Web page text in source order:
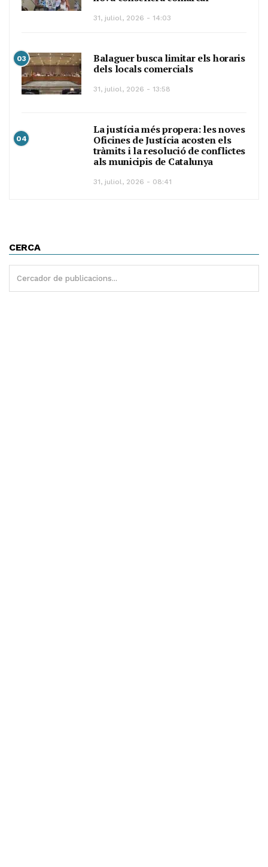
31, juliol, 2026 - 14:03
03
Balaguer busca limitar els horaris
dels locals comercials
31, juliol, 2026 - 13:58
04
La justícia més propera: les noves
Oficines de Justícia acosten els
tràmits i la resolució de conflictes
als municipis de Catalunya
31, juliol, 2026 - 08:41
CERCA